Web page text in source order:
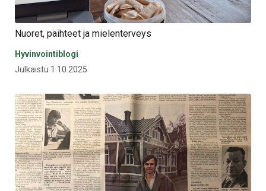
Nuoret, päihteet ja mielenterveys
Hyvinvointiblogi
Julkaistu 1.10.2025